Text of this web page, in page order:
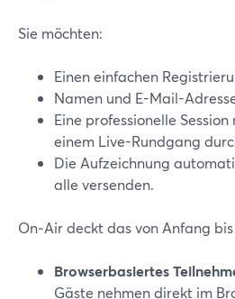
Sie möchten:
Einen einfachen
Namen und E-Mail-
Eine professionelle
einem Live-Rundgang
Die Aufzeichnung
alle versenden.
On‑Air deckt das von Anfang
Browserbasiertes
Gäste nehmen direkt im